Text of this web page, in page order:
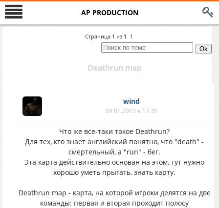
AP PRODUCTION
Страница 1 из 1 1
Deathrun map
wind
09.01.2015 в 17:35
Что же все-таки такое Deathrun?
Для тех, кто знает английский понятно, что "death" -
смертельный, а "run" - бег.
Эта карта действительно основан на этом, тут нужно
хорошо уметь прыгать, знать карту.
Deathrun map - карта, на которой игроки делятся на две
команды: первая и вторая проходит полосу